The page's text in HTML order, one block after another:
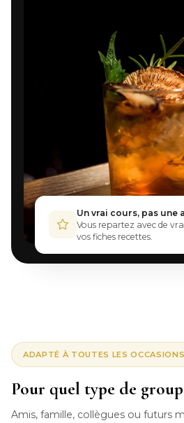
Un vrai cours, pas une
Vous repartez avec de
vos fiches recettes.
ADAPTÉ À TOUTES LES OCCASIONS
Pour quel type de
Amis, famille, collègues ou futurs